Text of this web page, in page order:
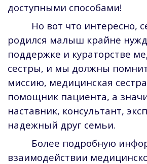
доступными способами!
Но вот что интересно,
родился малыш крайне
поддержке и кураторстве
сестры, и мы должны
миссию, медицинская
помощник пациента, а
наставник, консультант,
надежный друг семьи.
Более подробную
взаимодействии